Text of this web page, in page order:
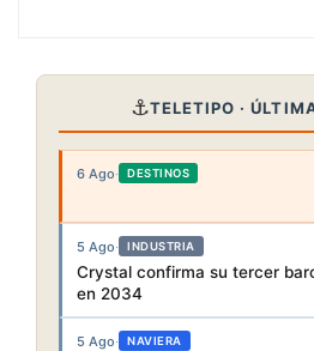
⚓TELETIPO ·
6 Ago· DESTINOS
5 Ago· INDUSTRIA
Crystal confirma su tercer
en 2034
5 Ago· NAVIERA